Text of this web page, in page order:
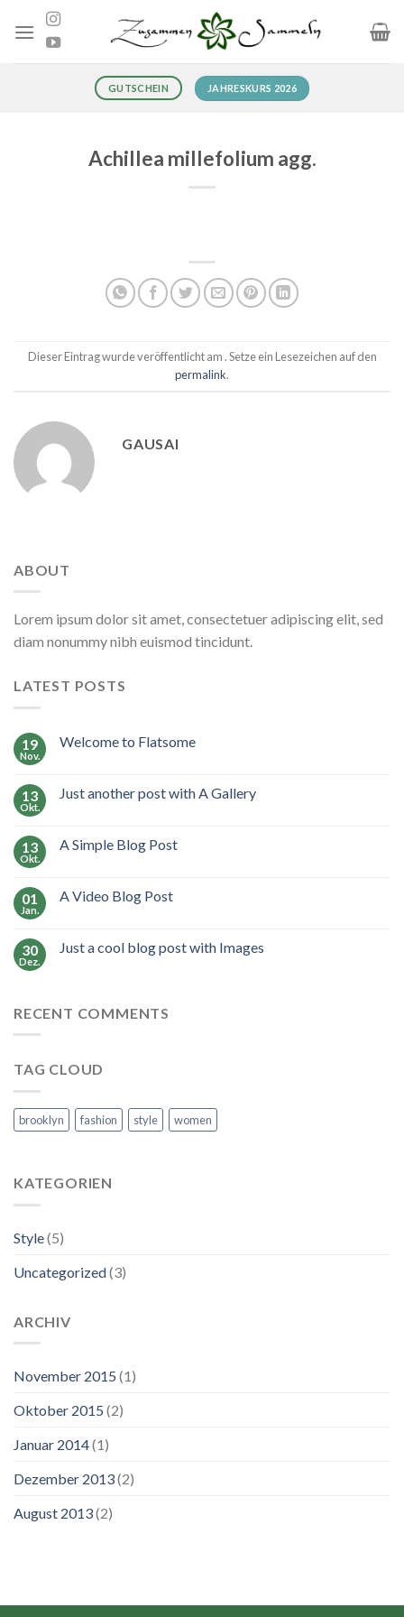
Inhalt
GUTSCHEIN JAHRESKURS 2026
Achillea millefolium agg.
Dieser Eintrag wurde veröffentlicht am . Setze ein Lesezeichen auf den
permalink.
GAUSAI
ABOUT
Lorem ipsum dolor sit amet, consectetuer adipiscing elit, sed
diam nonummy nibh euismod tincidunt.
LATEST POSTS
19
Nov.
Welcome to Flatsome
13
Okt.
Just another post with A Gallery
13
Okt.
A Simple Blog Post
01
Jan.
A Video Blog Post
30
Dez.
Just a cool blog post with Images
RECENT COMMENTS
TAG CLOUD
brooklyn fashion style women
KATEGORIEN
Style(5)
Uncategorized(3)
ARCHIV
November 2015 (1)
Oktober 2015 (2)
Januar 2014(1)
Dezember 2013(2)
August 2013(2)